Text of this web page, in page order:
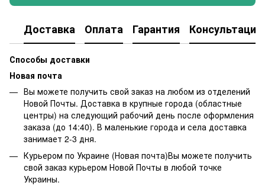
Доставка Оплата Гарантия Консультация
Способы доставки
Новая почта
Вы можете получить свой заказ на любом из отделений
Новой Почты. Доставка в крупные города (областные
центры) на следующий рабочий день после оформления
заказа (до 14:40). В маленькие города и села доставка
занимает 2-3 дня.
Курьером по Украине (Новая почта)Вы можете получить
свой заказ курьером Новой Почты в любой точке
Украины.